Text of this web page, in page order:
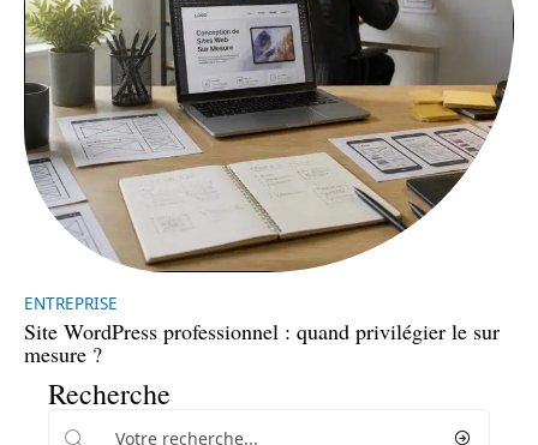
ENTREPRISE
Site WordPress professionnel : quand privilégier le sur
mesure ?
Recherche